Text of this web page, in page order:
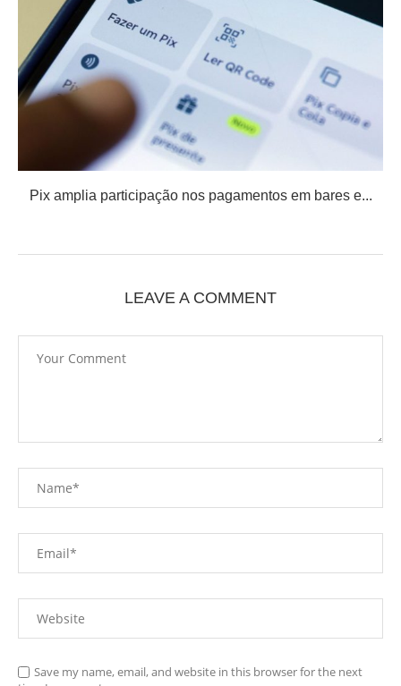
Pix amplia participação nos pagamentos em bares e...
LEAVE A COMMENT
Save my name, email, and website in this browser for the next